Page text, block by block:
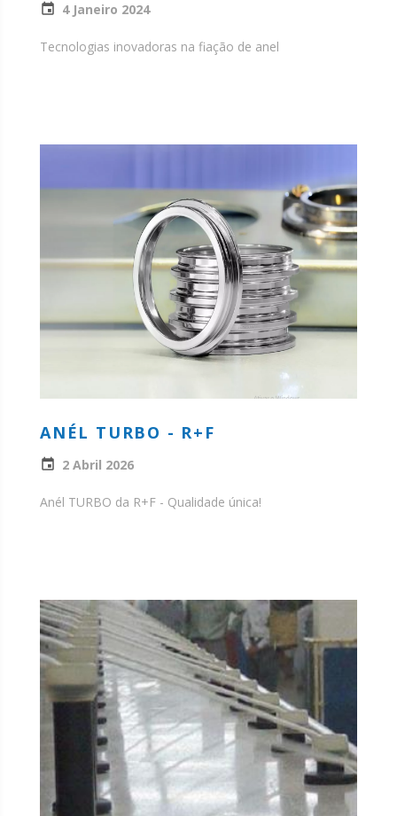
4 Janeiro 2024
Tecnologias inovadoras na fiação de anel
ANÉL TURBO - R+F
2 Abril 2026
Anél TURBO da R+F - Qualidade única!